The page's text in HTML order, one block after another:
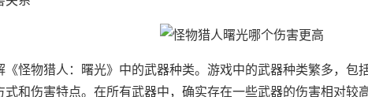
《怪物猎人：曙光》中的武器种类。游戏中的武器种类繁多，包
式和伤害特点。在所有武器中，确实存在一些武器的伤害相对较